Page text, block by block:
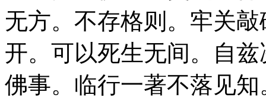
无方。不存格则。牢关
开。可以死生无间。自
佛事。临行一著不落见